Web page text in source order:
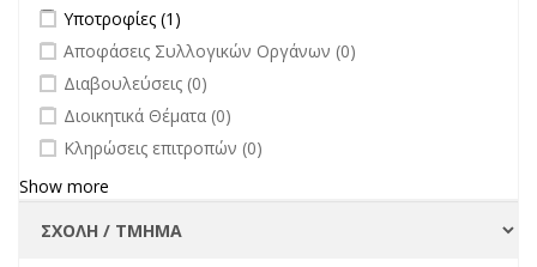
Apply Υποτροφίες filter
Υποτροφίες (1)
undefined
Αποφάσεις Συλλογικών Οργάνων (0)
undefined
Διαβουλεύσεις (0)
undefined
Διοικητικά Θέματα (0)
undefined
Κληρώσεις επιτροπών (0)
Show more